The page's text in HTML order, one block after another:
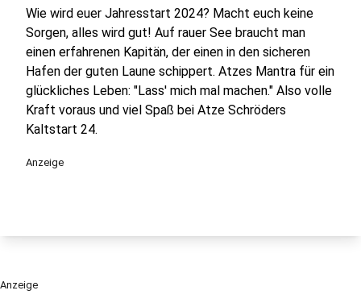
Wie wird euer Jahresstart 2024? Macht euch keine
Sorgen, alles wird gut! Auf rauer See braucht man
einen erfahrenen Kapitän, der einen in den sicheren
Hafen der guten Laune schippert. Atzes Mantra für ein
glückliches Leben: "Lass' mich mal machen." Also volle
Kraft voraus und viel Spaß bei Atze Schröders
Kaltstart 24.
Anzeige
Anzeige